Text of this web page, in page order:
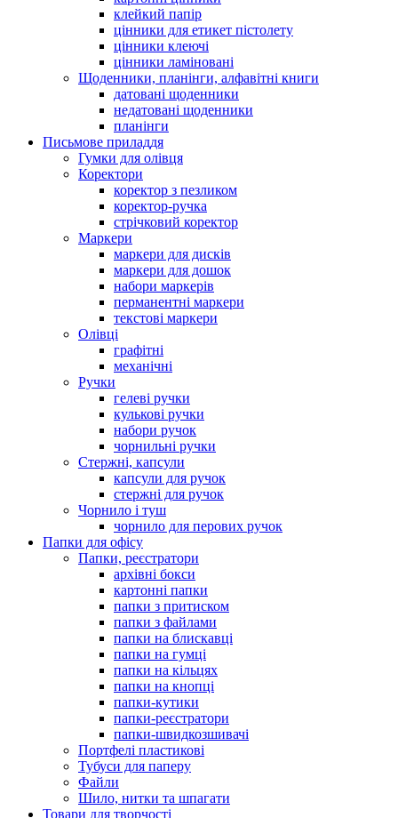
клейкий папір
цінники для етикет пістолету
цінники клеючі
цінники ламіновані
Щоденники, планінги, алфавітні книги
датовані щоденники
недатовані щоденники
планінги
Письмове приладдя
Гумки для олівця
Коректори
коректор з пезликом
коректор-ручка
стрічковий коректор
Маркери
маркери для дисків
маркери для дошок
набори маркерів
перманентні маркери
текстові маркери
Олівці
графітні
механічні
Ручки
гелеві ручки
кулькові ручки
набори ручок
чорнильні ручки
Стержні, капсули
капсули для ручок
стержні для ручок
Чорнило і туш
чорнило для перових ручок
Папки для офісу
Папки, реєстратори
архівні бокси
картонні папки
папки з притиском
папки з файлами
папки на блискавці
папки на гумці
папки на кільцях
папки на кнопці
папки-кутики
папки-реєстратори
папки-швидкозшивачі
Портфелі пластикові
Тубуси для паперу
Файли
Шило, нитки та шпагати
Товари для творчості